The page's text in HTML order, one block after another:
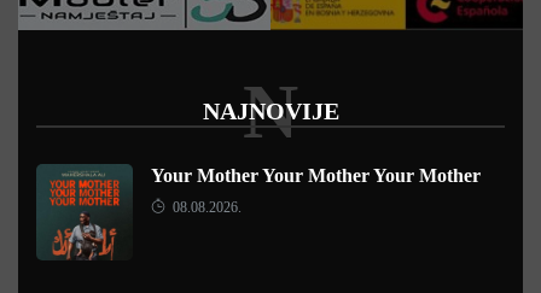
NAJNOVIJE
N
Your Mother Your Mother Your Mother
08.08.2026.